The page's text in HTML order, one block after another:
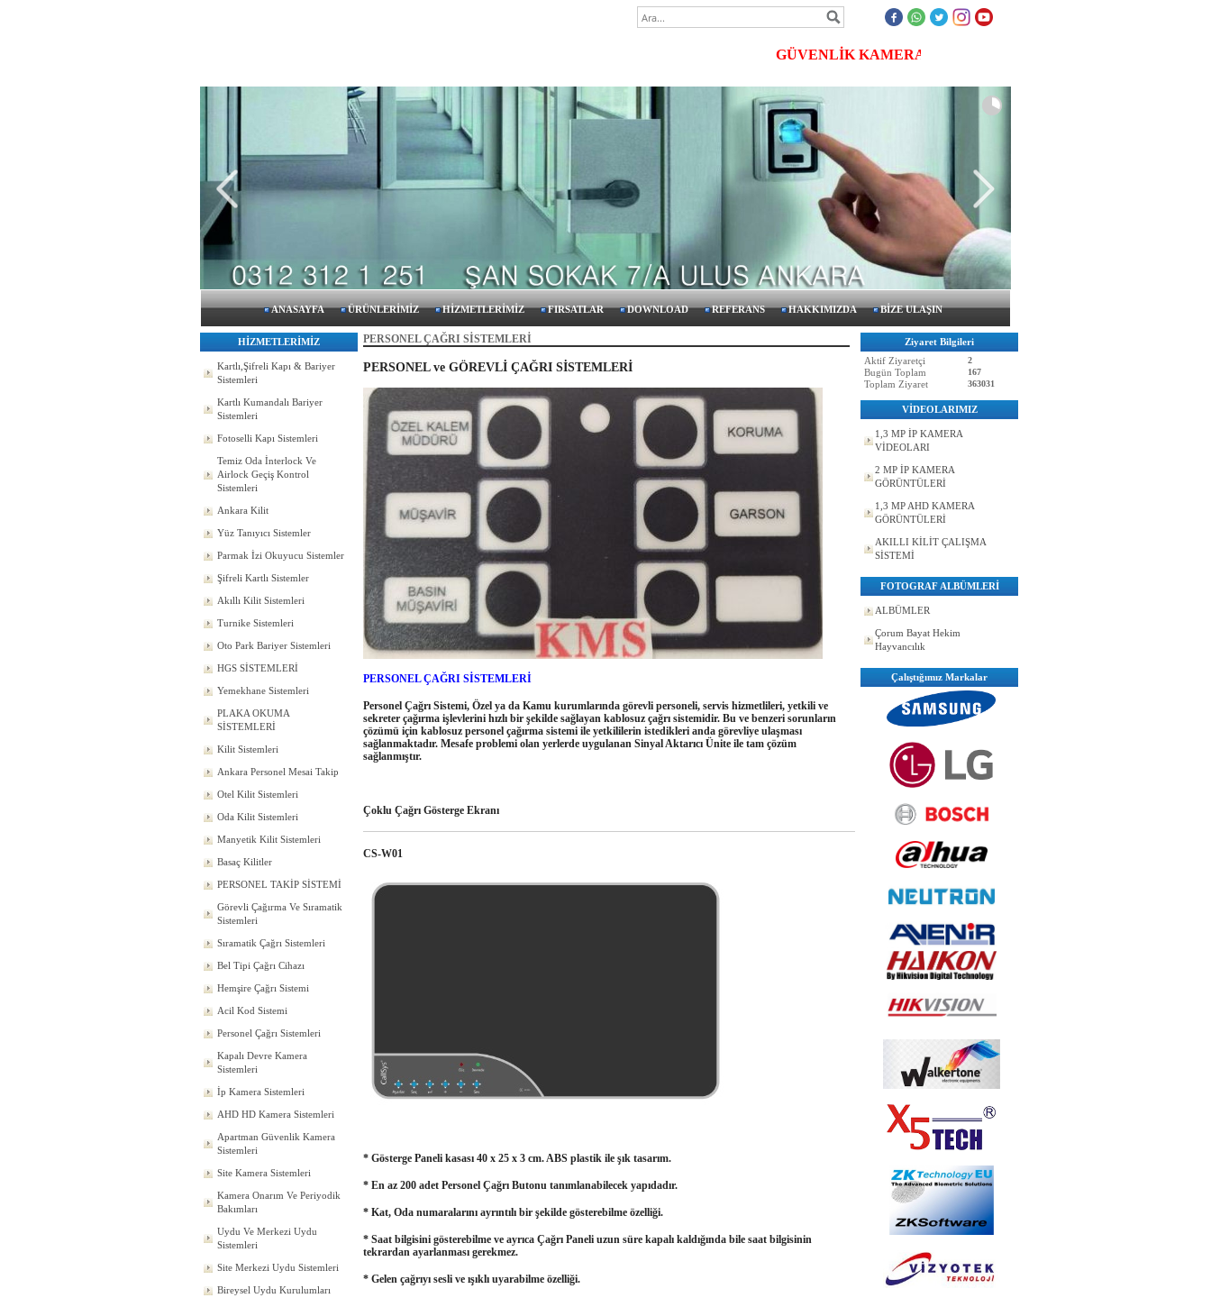
GÜVENLİK KAMERASI, MERKEZİ UYDU SİSTEMLERİ,
ANASAYFA ÜRÜNLERİMİZ HİZMETLERİMİZ FIRSATLAR DOWNLOAD REFERANS HAKKIMIZDA BİZE ULAŞIN
HİZMETLERİMİZ
Kartlı,Şifreli Kapı & Bariyer
Sistemleri
Kartlı Kumandalı Bariyer
Sistemleri
Fotoselli Kapı Sistemleri
Temiz Oda İnterlock Ve
Airlock Geçiş Kontrol
Sistemleri
Ankara Kilit
Yüz Tanıyıcı Sistemler
Parmak İzi Okuyucu Sistemler
Şifreli Kartlı Sistemler
Akıllı Kilit Sistemleri
Turnike Sistemleri
Oto Park Bariyer Sistemleri
HGS SİSTEMLERİ
Yemekhane Sistemleri
PLAKA OKUMA
SİSTEMLERİ
Kilit Sistemleri
Ankara Personel Mesai Takip
Otel Kilit Sistemleri
Oda Kilit Sistemleri
Manyetik Kilit Sistemleri
Basaç Kilitler
PERSONEL TAKİP SİSTEMİ
Görevli Çağırma Ve Sıramatik
Sistemleri
Sıramatik Çağrı Sistemleri
Bel Tipi Çağrı Cihazı
Hemşire Çağrı Sistemi
Acil Kod Sistemi
Personel Çağrı Sistemleri
Kapalı Devre Kamera
Sistemleri
İp Kamera Sistemleri
AHD HD Kamera Sistemleri
Apartman Güvenlik Kamera
Sistemleri
Site Kamera Sistemleri
Kamera Onarım Ve Periyodik
Bakımları
Uydu Ve Merkezi Uydu
Sistemleri
Site Merkezi Uydu Sistemleri
Bireysel Uydu Kurulumları
PERSONEL ÇAĞRI SİSTEMLERİ
PERSONEL ve GÖREVLİ ÇAĞRI SİSTEMLERİ
PERSONEL ÇAĞRI SİSTEMLERİ
Personel Çağrı Sistemi, Özel ya da Kamu kurumlarında görevli personeli, servis hizmetlileri, yetkili ve
sekreter çağırma işlevlerini hızlı bir şekilde sağlayan kablosuz çağrı sistemidir. Bu ve benzeri sorunların
çözümü için kablosuz personel çağırma sistemi ile yetkililerin istedikleri anda görevliye ulaşması
sağlanmaktadır. Mesafe problemi olan yerlerde uygulanan Sinyal Aktarıcı Ünite ile tam çözüm
sağlanmıştır.
Çoklu Çağrı Gösterge Ekranı
CS-W01
* Gösterge Paneli kasası 40 x 25 x 3 cm. ABS plastik ile şık tasarım.
* En az 200 adet Personel Çağrı Butonu tanımlanabilecek yapıdadır.
* Kat, Oda numaralarını ayrıntılı bir şekilde gösterebilme özelliği.
* Saat bilgisini gösterebilme ve ayrıca Çağrı Paneli uzun süre kapalı kaldığında bile saat bilgisinin
tekrardan ayarlanması gerekmez.
* Gelen çağrıyı sesli ve ışıklı uyarabilme özelliği.
Ziyaret Bilgileri
Aktif Ziyaretçi
2
Bugün Toplam 167
Toplam Ziyaret 363031
VİDEOLARIMIZ
1,3 MP İP KAMERA
VİDEOLARI
2 MP İP KAMERA
GÖRÜNTÜLERİ
1,3 MP AHD KAMERA
GÖRÜNTÜLERİ
AKILLI KİLİT ÇALIŞMA
SİSTEMİ
FOTOGRAF ALBÜMLERİ
ALBÜMLER
Çorum Bayat Hekim
Hayvancılık
Çalıştığımız Markalar